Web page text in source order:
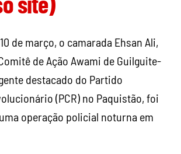
de março, o camarada Ehsan Ali,
de Ação Awami de Guilguite-
destacado do Partido
(PCR) no Paquistão, foi
operação policial noturna em